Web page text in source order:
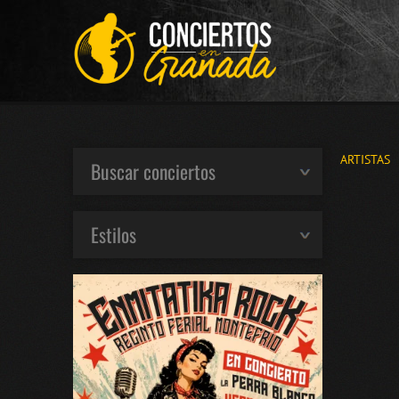
ARTISTAS
Buscar conciertos
Estilos